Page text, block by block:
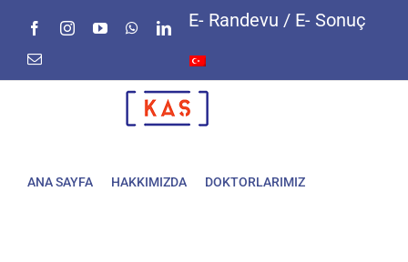
FacebookInstagramYouTubeWhatsAppLinkedIn
E-
E- Randevu / E- Sonuç
ANA SAYFA HAKKIMIZDA DOKTORLARIMIZ